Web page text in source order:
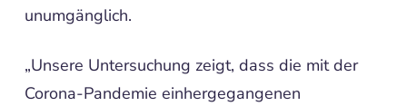
unumgänglich.
„Unsere Untersuchung zeigt, dass die mit der
Corona-Pandemie einhergegangenen